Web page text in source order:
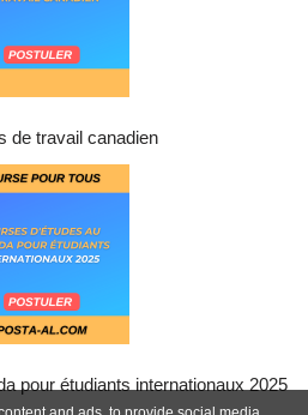
de travail canadien
pour étudiants internationaux 2025